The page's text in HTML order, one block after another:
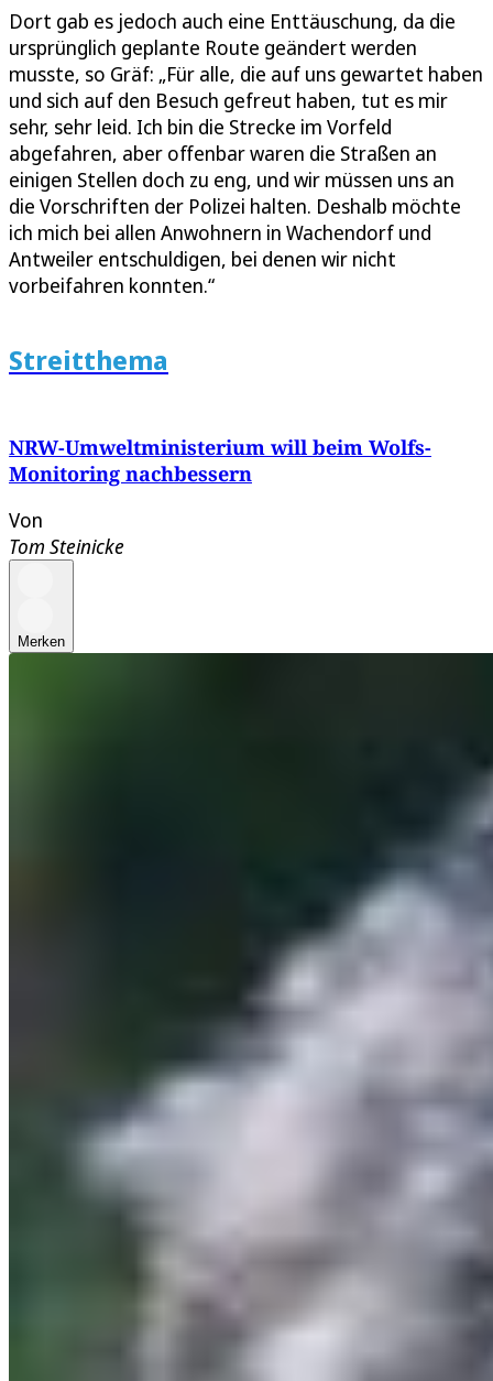
Dort gab es jedoch auch eine Enttäuschung, da die
ursprünglich geplante Route geändert werden
musste, so Gräf: „Für alle, die auf uns gewartet haben
und sich auf den Besuch gefreut haben, tut es mir
sehr, sehr leid. Ich bin die Strecke im Vorfeld
abgefahren, aber offenbar waren die Straßen an
einigen Stellen doch zu eng, und wir müssen uns an
die Vorschriften der Polizei halten. Deshalb möchte
ich mich bei allen Anwohnern in Wachendorf und
Antweiler entschuldigen, bei denen wir nicht
vorbeifahren konnten.“
Streitthema
NRW-Umweltministerium will beim Wolfs-
Monitoring nachbessern
Von
Tom Steinicke
Merken